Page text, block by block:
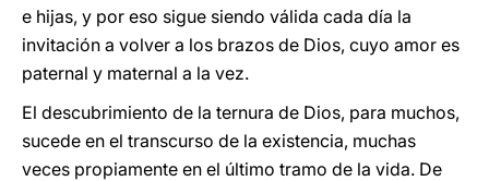
e hijas, y por eso sigue siendo válida cada día la
invitación a volver a los brazos de Dios, cuyo amor es
paternal y maternal a la vez.
El descubrimiento de la ternura de Dios, para muchos,
sucede en el transcurso de la existencia, muchas
veces propiamente en el último tramo de la vida. De